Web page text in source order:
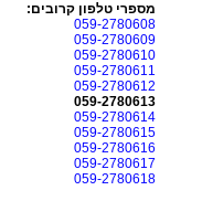
מספרי טלפון קרובים:
059-2780608
059-2780609
059-2780610
059-2780611
059-2780612
059-2780613
059-2780614
059-2780615
059-2780616
059-2780617
059-2780618